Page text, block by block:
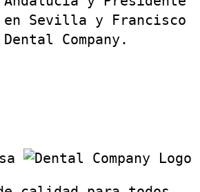
en Sevilla y Francisco
Company.